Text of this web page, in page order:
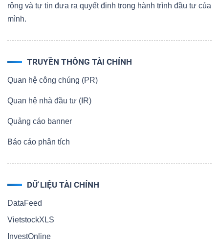
rộng và tự tin đưa ra quyết định trong hành trình đầu tư của
mình.
TRUYỀN THÔNG TÀI CHÍNH
Quan hệ công chúng (PR)
Quan hệ nhà đầu tư (IR)
Quảng cáo banner
Báo cáo phân tích
DỮ LIỆU TÀI CHÍNH
DataFeed
VietstockXLS
InvestOnline
Tin
tức
viết
tác
giả
tích
(-)